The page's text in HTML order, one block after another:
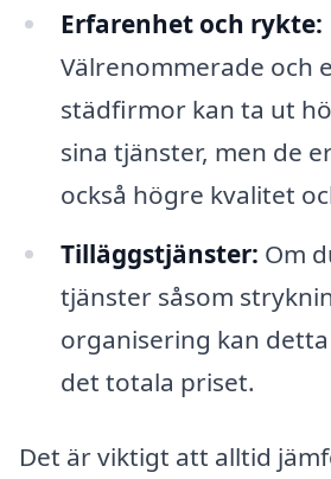
Erfarenhet och rykte:
Välrenommerade och
städfirmor kan ta ut
sina tjänster, men de
också högre kvalitet
Tilläggstjänster: Om
tjänster såsom
organisering kan
det totala priset.
Det är viktigt att alltid